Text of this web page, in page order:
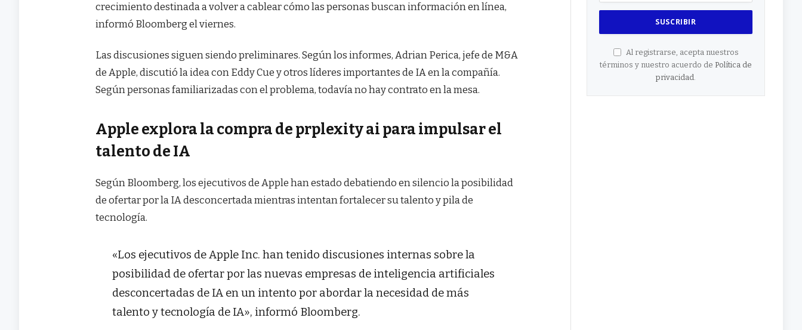
crecimiento destinada a volver a cablear cómo las personas buscan información en línea,
informó Bloomberg el viernes.
Las discusiones siguen siendo preliminares. Según los informes, Adrian Perica, jefe de M&A
de Apple, discutió la idea con Eddy Cue y otros líderes importantes de IA en la compañía.
Según personas familiarizadas con el problema, todavía no hay contrato en la mesa.
Apple explora la compra de prplexity ai para impulsar el
talento de IA
Según Bloomberg, los ejecutivos de Apple han estado debatiendo en silencio la posibilidad
de ofertar por la IA desconcertada mientras intentan fortalecer su talento y pila de
tecnología.
«Los ejecutivos de Apple Inc. han tenido discusiones internas sobre la
posibilidad de ofertar por las nuevas empresas de inteligencia artificiales
desconcertadas de IA en un intento por abordar la necesidad de más
talento y tecnología de IA», informó Bloomberg.
Al registrarse, acepta nuestros
términos y nuestro acuerdo de Política de
privacidad.